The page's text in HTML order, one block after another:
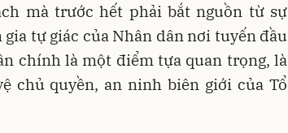
mà trước hết phải bắt nguồn từ sự
tự giác của Nhân dân nơi tuyến đầu
chính là một điểm tựa quan trọng, là
chủ quyền, an ninh biên giới của Tổ